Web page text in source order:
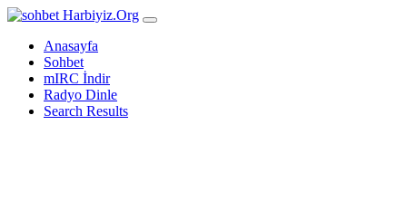
Harbiyiz.Org
Anasayfa
Sohbet
mIRC İndir
Radyo Dinle
Search Results